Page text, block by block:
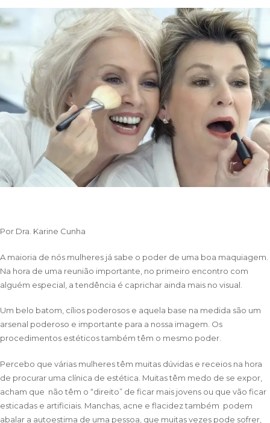
Por Dra. Karine Cunha
A maioria de nós mulheres já sabe o poder de uma boa maquiagem.
Na hora de uma reunião importante, no primeiro encontro com
alguém especial, a tendência é caprichar ainda mais no visual.
Um belo batom, cílios poderosos e aquela base na medida são um
arsenal poderoso e importante para a nossa imagem. Os
procedimentos estéticos também têm o mesmo poder.
Percebo que várias mulheres têm muitas dúvidas e receios na hora
de procurar uma clínica de estética. Muitas têm medo de se expor,
acham que não têm o “direito” de ficar mais jovens ou que vão ficar
esticadas e artificiais. Manchas, acne e flacidez também podem
abalar a autoestima de uma pessoa, que muitas vezes pode sofrer,